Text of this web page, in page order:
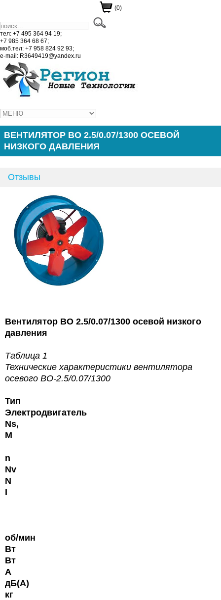
(0)
тел: +7 495 364 94 19;
+7 985 364 68 67;
моб.тел: +7 958 824 92 93;
e-mail: R3649419@yandex.ru
ВЕНТИЛЯТОР ВО 2.5/0.07/1300 ОСЕВОЙ
НИЗКОГО ДАВЛЕНИЯ
Отзывы
Вентилятор ВО 2.5/0.07/1300 осевой низкого
давления
Таблица 1
Технические характеристики вентилятора
осевого ВО-2.5/0.07/1300
Тип
Электродвигатель
Ns,
М
n
Nv
N
I
об/мин
Вт
Вт
А
дБ(А)
кг